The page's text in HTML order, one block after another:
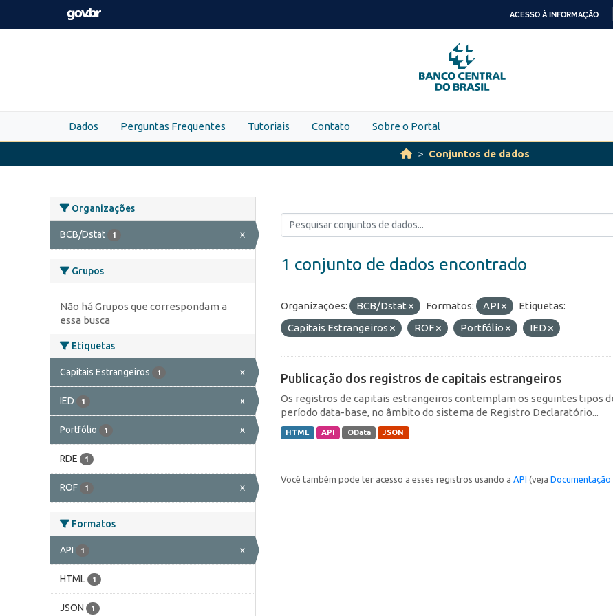
Skip to main content
PARA
O
CONTEÚDO
ACESSO À INFORMAÇÃO
Dados Perguntas Frequentes Tutoriais Contato Sobre o Portal
Conjuntos de dados
Organizações
BCB/Dstat 1 x
Grupos
Não há Grupos que correspondam a
essa busca
Etiquetas
Capitais Estrangeiros 1 x
IED 1 x
Portfólio 1 x
RDE 1
ROF 1 x
Formatos
API 1 x
HTML 1
JSON 1
1 conjunto de dados encontrado
Organizações: BCB/Dstat Formatos: API
Etiquetas:
Capitais Estrangeiros
ROF Portfólio IED
Publicação dos registros de capitais estrangeiros
Os registros de capitais estrangeiros contemplam os seguintes tipos
período data-base, no âmbito do sistema de Registro Declaratório...
HTML API OData JSON
Você também pode ter acesso a esses registros usando a API (veja Documentação